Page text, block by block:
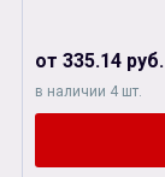
от 335.14 руб.
в наличии 4 шт.